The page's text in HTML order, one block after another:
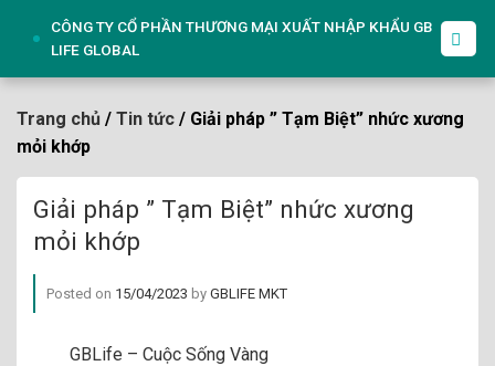
CÔNG TY CỔ PHẦN THƯƠNG MẠI XUẤT NHẬP KHẨU GB
LIFE GLOBAL
Trang chủ / Tin tức / Giải pháp ” Tạm Biệt” nhức xương
mỏi khớp
Giải pháp ” Tạm Biệt” nhức xương
mỏi khớp
Posted on 15/04/2023 by GBLIFE MKT
GBLife – Cuộc Sống Vàng